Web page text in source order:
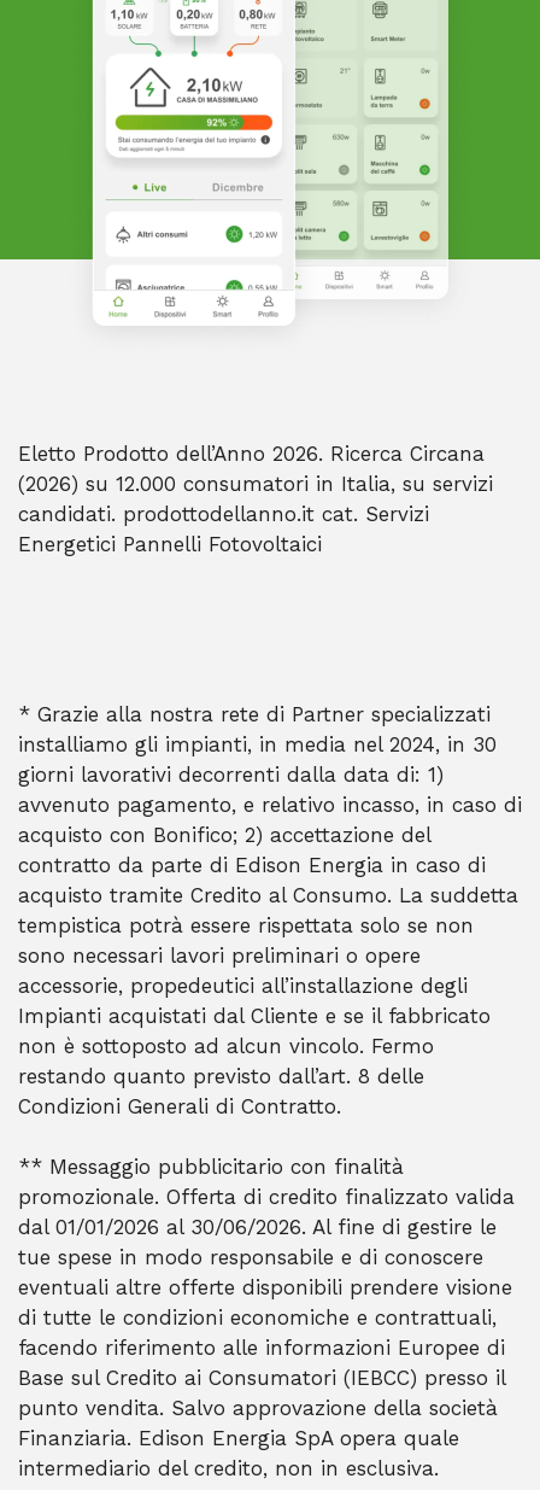
Eletto Prodotto dell’Anno 2026. Ricerca Circana
(2026) su 12.000 consumatori in Italia, su servizi
candidati. prodottodellanno.it cat. Servizi
Energetici Pannelli Fotovoltaici
* Grazie alla nostra rete di Partner specializzati
installiamo gli impianti, in media nel 2024, in 30
giorni lavorativi decorrenti dalla data di: 1)
avvenuto pagamento, e relativo incasso, in caso di
acquisto con Bonifico; 2) accettazione del
contratto da parte di Edison Energia in caso di
acquisto tramite Credito al Consumo. La suddetta
tempistica potrà essere rispettata solo se non
sono necessari lavori preliminari o opere
accessorie, propedeutici all’installazione degli
Impianti acquistati dal Cliente e se il fabbricato
non è sottoposto ad alcun vincolo. Fermo
restando quanto previsto dall’art. 8 delle
Condizioni Generali di Contratto.
** Messaggio pubblicitario con finalità
promozionale. Offerta di credito finalizzato valida
dal 01/01/2026 al 30/06/2026. Al fine di gestire le
tue spese in modo responsabile e di conoscere
eventuali altre offerte disponibili prendere visione
di tutte le condizioni economiche e contrattuali,
facendo riferimento alle informazioni Europee di
Base sul Credito ai Consumatori (IEBCC) presso il
punto vendita. Salvo approvazione della società
Finanziaria. Edison Energia SpA opera quale
intermediario del credito, non in esclusiva.